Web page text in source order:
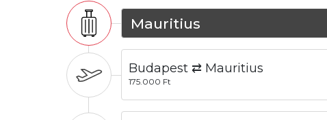
Mauritius
Budapest ⇄ Mauritius
175.000 Ft